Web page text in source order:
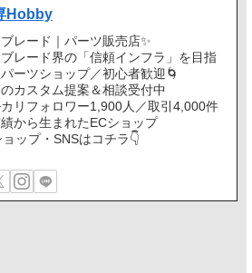
Hobby
レード｜パーツ販売店✨
レード界の「信頼インフラ」を目指
ーツショップ／初心者歓迎🌀
カスタム提案＆相談受付中
リフォロワー1,900人／取引4,000件
から生まれたECショップ
ョップ・SNSはコチラ👇